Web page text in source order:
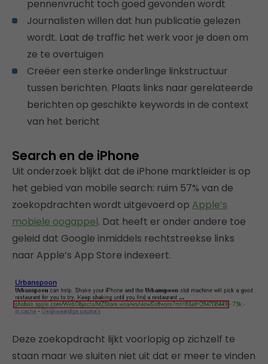
pennenvrucht toch goed gevonden wordt
Journalisten willen dat hun publicatie gelezen
wordt. Laat de traffic het werk voor je doen om
ze te overtuigen
Creëer een sterke onderlinge linkstructuur
tussen berichten. Plaats links naar gerelateerde
berichten op geschikte keywords in de context
van het bericht
Search en de iPhone
Uit onderzoek blijkt dat de iPhone marktleider is op
het gebied van mobile search: ruim 57% van de
zoekopdrachten wordt uitgevoerd op Apple’s
mobiele oogappel. Dat heeft er onder andere toe
geleid dat Google inmiddels rechtstreekse links
naar Apple’s App Store indexeert.
Deze zoekopdracht lijkt voorlopig op zichzelf te
staan maar we sluiten niet uit dat er meer te vinden